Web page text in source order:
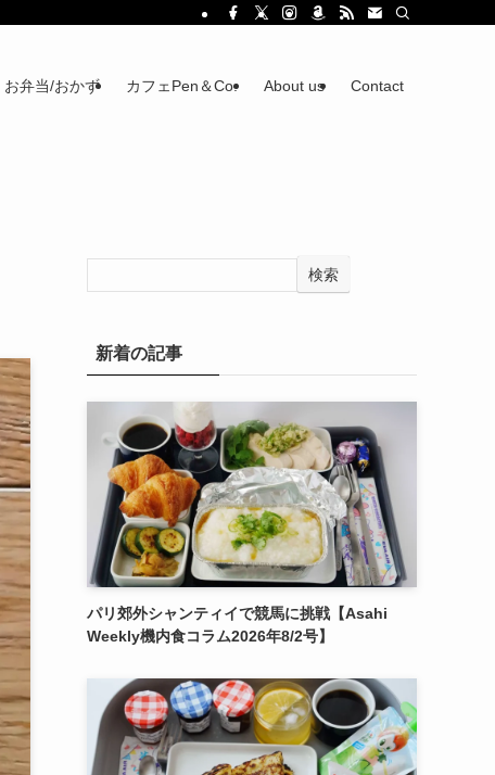
お弁当/おかず カフェPen＆Co. About us Contact
検索
新着の記事
パリ郊外シャンティイで競馬に挑戦【Asahi
Weekly機内食コラム2026年8/2号】